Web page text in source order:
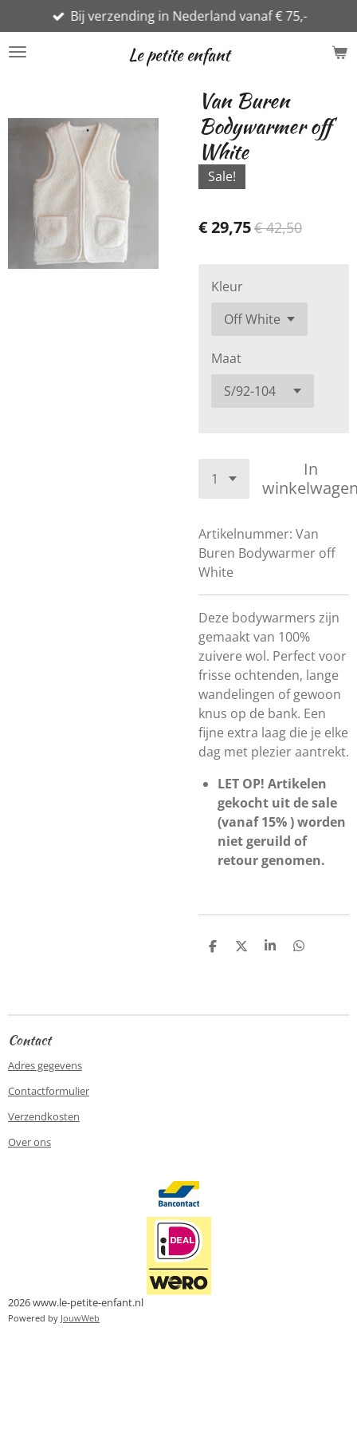
direct
naar
Le petite enfant
Bij verzending in Nederland vanaf € 75,-
Van Buren
Bodywarmer off
White
Sale!
€ 29,75€ 42,50
Kleur
Maat
In
Artikelnummer: Van
Buren Bodywarmer off
White
Deze bodywarmers zijn
gemaakt van 100%
zuivere wol. Perfect voor
frisse ochtenden, lange
wandelingen of gewoon
knus op de bank. Een
fijne extra laag die je elke
dag met plezier aantrekt.
LET OP! Artikelen
gekocht uit de sale
(vanaf 15% ) worden
niet geruild of
retour genomen.
D
D
S
D
Contact
Adres gegevens
Contactformulier
Verzendkosten
Over ons
2026 www.le-petite-enfant.nl
Powered by JouwWeb